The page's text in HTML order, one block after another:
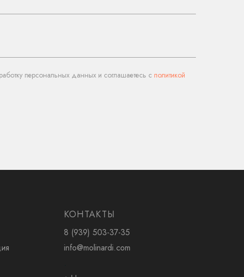
персональных данных и соглашаетесь c политикой
КОНТАКТЫ
8 (939) 503-37-35
info@molinardi.com
.